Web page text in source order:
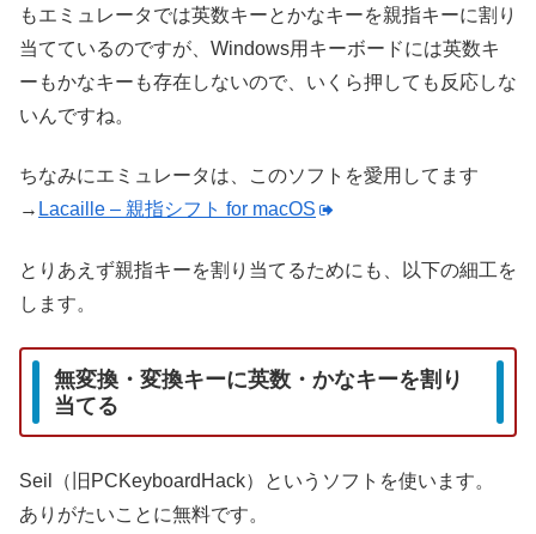
もエミュレータでは英数キーとかなキーを親指キーに割り
当てているのですが、Windows用キーボードには英数キ
ーもかなキーも存在しないので、いくら押しても反応しな
いんですね。
ちなみにエミュレータは、このソフトを愛用してます
→ Lacaille – 親指シフト for macOS
とりあえず親指キーを割り当てるためにも、以下の細工を
します。
無変換・変換キーに英数・かなキーを割り
当てる
Seil（旧PCKeyboardHack）というソフトを使います。
ありがたいことに無料です。